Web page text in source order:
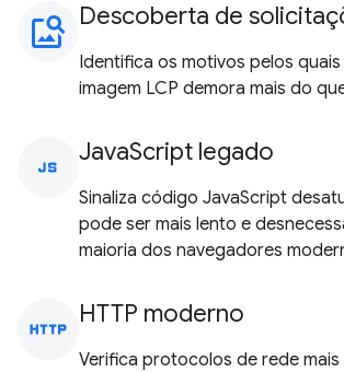
image_search Descoberta de
Identifica os motivos pelos
imagem LCP demora mais do
javascript JavaScript legado
Sinaliza código JavaScript
pode ser mais lento e
maioria dos navegadores
http HTTP moderno
Verifica protocolos de rede